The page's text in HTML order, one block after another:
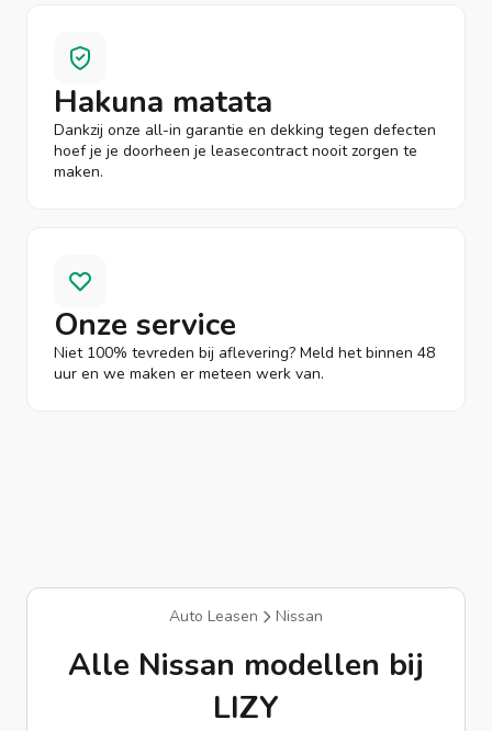
Hakuna matata
Dankzij onze all-in garantie en dekking tegen defecten
hoef je je doorheen je leasecontract nooit zorgen te
maken.
Onze service
Niet 100% tevreden bij aflevering? Meld het binnen 48
uur en we maken er meteen werk van.
Auto Leasen Nissan
Alle Nissan modellen bij
LIZY